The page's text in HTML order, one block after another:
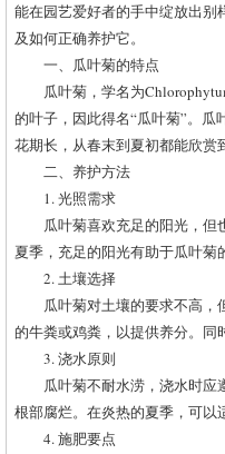
能在园艺爱好者的手中绽放出
及如何正确养护它。
一、瓜叶菊的特点
瓜叶菊，学名为
的叶子，因此得名“瓜叶菊”。
花期长，从春末到夏初都能欣赏
二、养护方法
1. 光照需求
瓜叶菊喜欢充足的阳光，
夏季，充足的阳光有助于瓜叶
2. 土壤选择
瓜叶菊对土壤的要求不高
的牛粪或鸡粪，以提供养分。
3. 浇水原则
瓜叶菊不耐水涝，浇水时应
根部腐烂。在炎热的夏季，可
4. 施肥要点